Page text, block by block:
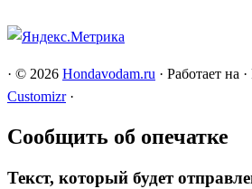
· © 2026 Hondavodam.ru · Работает на ·
Customizr ·
Сообщить об опечатке
Текст, который будет